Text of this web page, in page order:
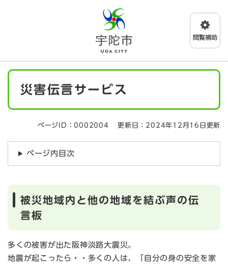
メニューを飛ばして本文へ
本
災害伝言サービス
ページID：0002004 更新日：2024年12月16日更新
ページ内目次
被災地域内と他の地域を結ぶ声の伝
言板
多くの被害が出た阪神淡路大震災。
地震が起こったら・・多くの人は、「自分の身の安全を家